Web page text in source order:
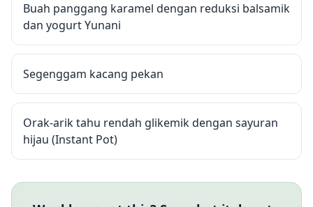
Buah panggang karamel dengan reduksi balsamik
dan yogurt Yunani
Segenggam kacang pekan
Orak-arik tahu rendah glikemik dengan sayuran
hijau (Instant Pot)